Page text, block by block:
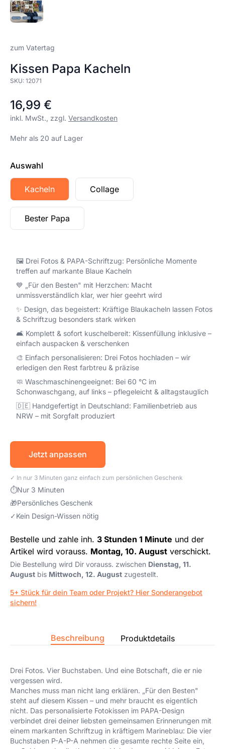
zum Vatertag
Kissen Papa Kacheln
SKU: 12071
16,99 €
inkl. MwSt., zzgl. Versandkosten
Mehr als 20 auf Lager
Auswahl
Kacheln Collage
Bester Papa
🖼️ Drei Fotos & PAPA-Schriftzug: Persönliche Momente
treffen auf markante Blaue Kacheln
💙 „Für den Besten" mit Herzchen: Macht
unmissverständlich klar, wer hier geehrt wird
✨ Design, das begeistert: Kräftige Blaukacheln lassen Fotos
& Schriftzug besonders stark wirken
🛋️ Komplett & sofort kuschelbereit: Kissenfüllung inklusive –
einfach auspacken & verschenken
🎨 Einfach personalisieren: Drei Fotos hochladen – wir
erledigen den Rest farbtreu & präzise
🧼 Waschmaschinengeeignet: Bei 60 °C im
Schonwaschgang, auf links – pflegeleicht & alltagstauglich
🇩🇪 Handgefertigt in Deutschland: Familienbetrieb aus
NRW – mit Sorgfalt produziert
Jetzt anpassen
✓ In nur 3 Minuten ganz einfach zum persönlichen Geschenk
⏱Nur 3 Minuten
🎁Persönliches Geschenk
✓ Kein Design-Wissen nötig
Bestelle und zahle inh. 3 Stunden 1 Minute und der
Artikel wird vorauss. Montag, 10. August verschickt.
Die Bestellung wird Dir vorauss. zwischen Dienstag, 11.
August bis Mittwoch, 12. August zugestellt.
5+ Stück für dein Team oder Projekt? Hier Sonderangebot
sichern!
Beschreibung Produktdetails
Drei Fotos. Vier Buchstaben. Und eine Botschaft, die er nie
vergessen wird.
Manches muss man nicht lang erklären. „Für den Besten"
steht auf diesem Kissen – und mehr braucht es eigentlich
nicht. Das personalisierte Fotokissen im PAPA-Design
verbindet drei deiner liebsten gemeinsamen Erinnerungen mit
einem markanten Schriftzug in kräftigem Marineblau: Die vier
Buchstaben P-A-P-A nehmen die gesamte rechte Seite ein,